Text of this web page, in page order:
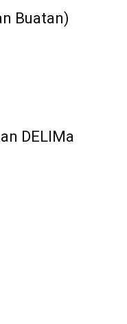
Buatan)
DELIMa